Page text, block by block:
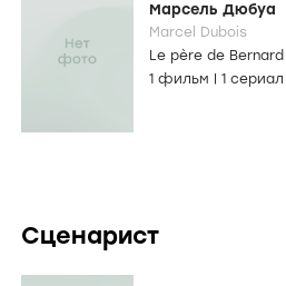
Марсель Дюбуа
Marcel Dubois
Le père de Bernard
1 фильм
1 сериал
Сценарист